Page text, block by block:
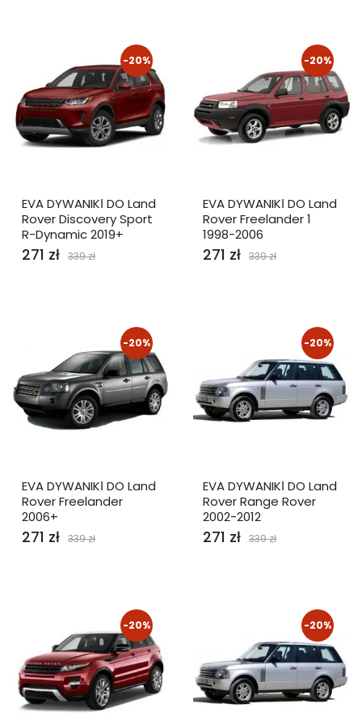
-20%
EVA DYWANIKІ DO Land
Rover Discovery Sport
R-Dynamic 2019+
271 zł 339 zł
-20%
EVA DYWANIKІ DO Land
Rover Freelander 1
1998-2006
271 zł 339 zł
-20%
EVA DYWANIKІ DO Land
Rover Freelander
2006+
271 zł 339 zł
-20%
EVA DYWANIKІ DO Land
Rover Range Rover
2002-2012
271 zł 339 zł
-20% -20%